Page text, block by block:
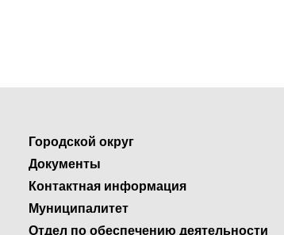
Городской округ
Документы
Контактная информация
Муниципалитет
Отдел по обеспечению деятельности